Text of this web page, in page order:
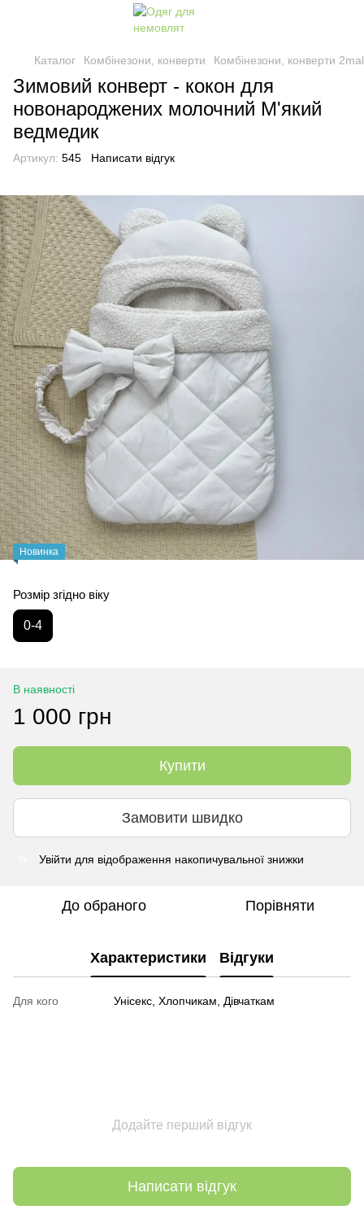
Каталог Комбінезони, конверти Комбінезони, конверти
Зимовий конверт - кокон для
новонароджених молочний М'який
ведмедик
Артикул: 545 Написати відгук
Новинка
Розмір згідно віку
0-4
В наявності
1 000 грн
Купити
Замовити швидко
Увійти для відображення накопичувальної знижки
До обраного Порівняти
Характеристики Відгуки
Для кого Унісекс, Хлопчикам, Дівчаткам
Додайте перший відгук
Написати відгук